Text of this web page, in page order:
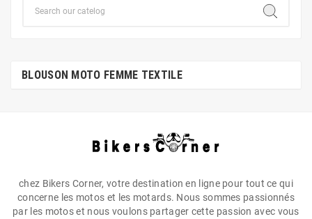
BLOUSON MOTO FEMME TEXTILE
chez Bikers Corner, votre destination en ligne pour tout ce qui
concerne les motos et les motards. Nous sommes passionnés
par les motos et nous voulons partager cette passion avec vous